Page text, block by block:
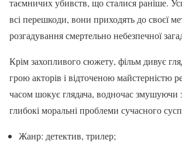
таємничих убивств, що сталися раніше.
всі перешкоди, вони приходять до своєї
розгадування смертельно небезпечної
Крім захопливого сюжету, фільм дивує
грою акторів і відточеною майстерністю
часом шокує глядача, водночас змушуючи
глибокі моральні проблеми сучасного
Жанр: детектив, трилер;